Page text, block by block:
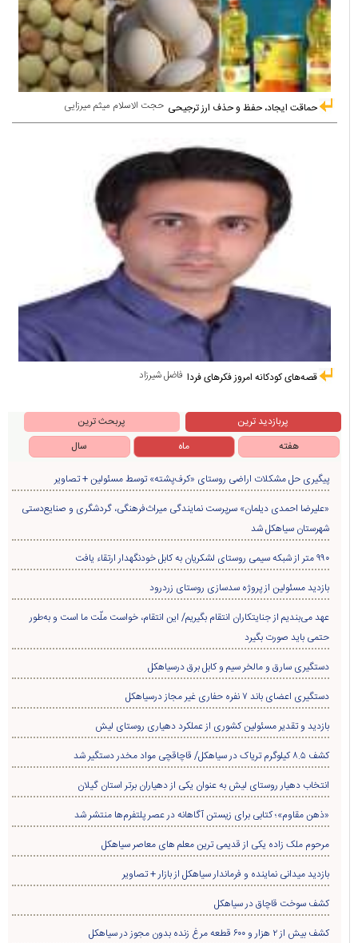
حجت الاسلام میثم میرزایی حماقت ایجاد، حفظ و حذف ارز ترجیحی
فاضل شیرزاد قصه‌های کودکانه امروز فکرهای فردا
پربازدید ترین
پربحث ترین
هفته
ماه سال
پیگیری حل مشکلات اراضی روستای «کرف‌پشته» توسط مسئولین + تصاویر
«علیرضا احمدی دیلمان» سرپرست نمایندگی میراث‌فرهنگی، گردشگری و صنایع‌دستی
شهرستان سیاهکل شد
۹۹۰ متر از شبکه سیمی روستای لشکریان به کابل خودنگهدار ارتقاء یافت
بازدید مسئولین از پروژه سدسازی روستای زردرود
عهد می‌بندیم از جنایتکاران انتقام بگیریم/ این انتقام، خواست ملّت ما است و به‌طور
حتمی باید صورت بگیرد
دستگیری سارق و مالخر سیم و کابل برق درسیاهکل
دستگیری اعضای باند ۷ نفره حفاری غير مجاز درسیاهکل
بازدید و تقدیر مسئولین کشوری از عملکرد دهیاری روستای لیش
کشف ۸.۵ کیلوگرم تریاک در سیاهکل/ قاچاقچی مواد مخدر دستگیر شد
انتخاب دهیار روستای لیش به عنوان یکی از دهیاران برتر استان گیلان
«ذهن مقاوم»؛ کتابی برای زیستن آگاهانه در عصر پلتفرم‌ها منتشر شد
مرحوم ملک زاده یکی از قدیمی ترین معلم های معاصر سیاهکل
بازدید میدانی نماینده و فرماندار سیاهکل از بازار + تصاویر
کشف سوخت قاچاق در سياهکل
کشف بیش از ۲ هزار و ۶۰۰ قطعه مرغ زنده بدون مجوز در سیاهکل